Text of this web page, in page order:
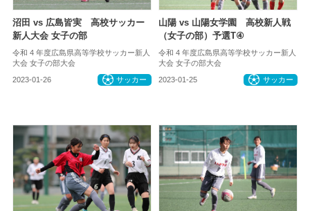
沼田 vs 広島皆実 高校サッカー
新人大会 女子の部
令和 4 年度広島県高等学校サッカー新人
大会 女子の部大会
2023-01-26 サッカー
山陽 vs 山陽女学園 高校新人戦
（女子の部）予選T④
令和 4 年度広島県高等学校サッカー新人
大会 女子の部大会
2023-01-25 サッカー